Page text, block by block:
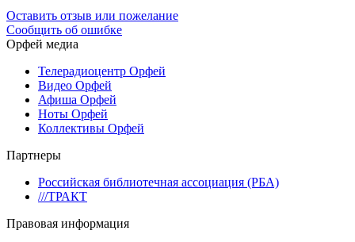
Оставить отзыв или пожелание
Сообщить об ошибке
Орфей медиа
Телерадиоцентр Орфей
Видео Орфей
Афиша Орфей
Ноты Орфей
Коллективы Орфей
Партнеры
Российская библиотечная ассоциация (РБА)
///ТРАКТ
Правовая информация